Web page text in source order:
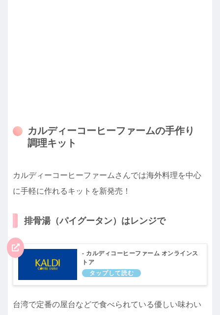
カルディーコーヒーファームの手作り
調理キット
カルディーコーヒーファームさんでは海外料理を中心
に手軽に作れるキットを新発売！
排骨湯（パイグータン）はレンジで
- カルディコーヒーファーム オンラインス
トア
台湾で定番の屋台などで食べられている優しい味わい